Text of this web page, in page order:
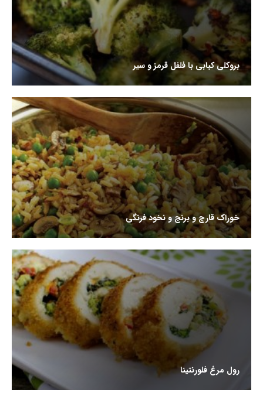
بروکلی کبابی با فلفل قرمز و سیر
خوراک قارچ و برنج و نخود فرنگی
رول مرغ فلورنتینا